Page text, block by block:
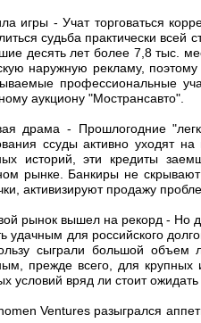
игры - Учат торговаться
судьба практически всей
десять лет более 7,8 тыс.
наружную рекламу,
профессиональные
аукциону "Мострансавто".
драма - Прошлогодние
ссуды активно уходят
историй, эти кредиты
рынке. Банкиры не скрывают
активизируют продажу
рынок вышел на рекорд - Но
удачным для российского
сыграли большой объем
прежде всего, для крупных
условий вряд ли стоит ожидать
Ventures разыгрался